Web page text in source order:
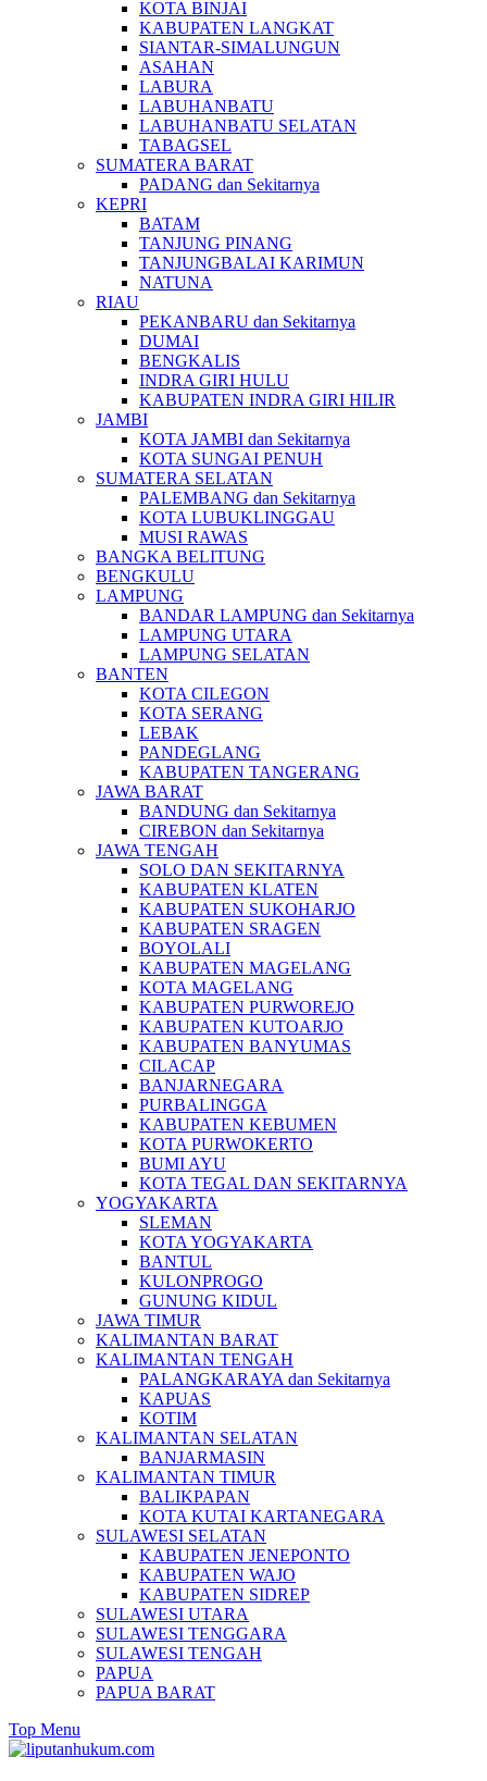
KOTA BINJAI
KABUPATEN LANGKAT
SIANTAR-SIMALUNGUN
ASAHAN
LABURA
LABUHANBATU
LABUHANBATU SELATAN
TABAGSEL
SUMATERA BARAT
PADANG dan Sekitarnya
KEPRI
BATAM
TANJUNG PINANG
TANJUNGBALAI KARIMUN
NATUNA
RIAU
PEKANBARU dan Sekitarnya
DUMAI
BENGKALIS
INDRA GIRI HULU
KABUPATEN INDRA GIRI HILIR
JAMBI
KOTA JAMBI dan Sekitarnya
KOTA SUNGAI PENUH
SUMATERA SELATAN
PALEMBANG dan Sekitarnya
KOTA LUBUKLINGGAU
MUSI RAWAS
BANGKA BELITUNG
BENGKULU
LAMPUNG
BANDAR LAMPUNG dan Sekitarnya
LAMPUNG UTARA
LAMPUNG SELATAN
BANTEN
KOTA CILEGON
KOTA SERANG
LEBAK
PANDEGLANG
KABUPATEN TANGERANG
JAWA BARAT
BANDUNG dan Sekitarnya
CIREBON dan Sekitarnya
JAWA TENGAH
SOLO DAN SEKITARNYA
KABUPATEN KLATEN
KABUPATEN SUKOHARJO
KABUPATEN SRAGEN
BOYOLALI
KABUPATEN MAGELANG
KOTA MAGELANG
KABUPATEN PURWOREJO
KABUPATEN KUTOARJO
KABUPATEN BANYUMAS
CILACAP
BANJARNEGARA
PURBALINGGA
KABUPATEN KEBUMEN
KOTA PURWOKERTO
BUMI AYU
KOTA TEGAL DAN SEKITARNYA
YOGYAKARTA
SLEMAN
KOTA YOGYAKARTA
BANTUL
KULONPROGO
GUNUNG KIDUL
JAWA TIMUR
KALIMANTAN BARAT
KALIMANTAN TENGAH
PALANGKARAYA dan Sekitarnya
KAPUAS
KOTIM
KALIMANTAN SELATAN
BANJARMASIN
KALIMANTAN TIMUR
BALIKPAPAN
KOTA KUTAI KARTANEGARA
SULAWESI SELATAN
KABUPATEN JENEPONTO
KABUPATEN WAJO
KABUPATEN SIDREP
SULAWESI UTARA
SULAWESI TENGGARA
SULAWESI TENGAH
PAPUA
PAPUA BARAT
Top Menu